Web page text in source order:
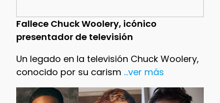
Fallece Chuck Woolery, icónico
presentador de televisión
Un legado en la televisión Chuck Woolery,
conocido por su carism ...ver más